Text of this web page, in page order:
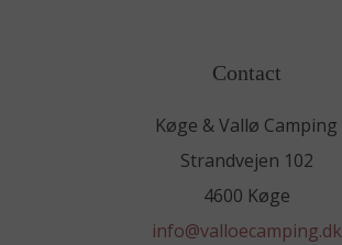
Contact
Køge & Vallø Camping
Strandvejen 102
4600 Køge
info@valloecamping.dk